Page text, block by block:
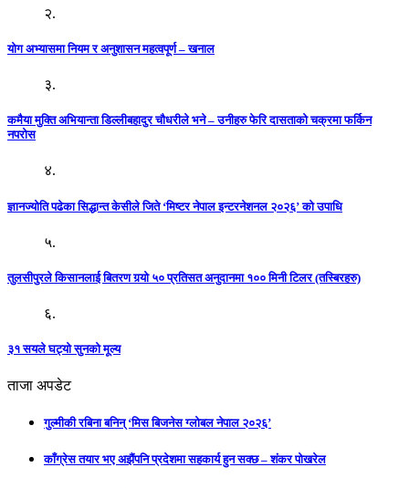
२.
योग अभ्यासमा नियम र अनुशासन महत्वपूर्ण – खनाल
३.
कमैया मुक्ति अभियान्ता डिल्लीबहादुर चौधरीले भने – उनीहरु फेरि दासताको चक्रमा फर्किन
नपरोस
४.
ज्ञानज्योति पढेका सिद्धान्त केसीले जिते ‘मिष्टर नेपाल इन्टरनेशनल २०२६’ को उपाधि
५.
तुलसीपुरले किसानलाई बितरण गर्‍यो ५० प्रतिसत अनुदानमा १०० मिनी टिलर (तस्बिरहरु)
६.
३१ सयले घट्यो सुनको मूल्य
ताजा अपडेट
गुल्मीकी रबिना बनिन् ‘मिस बिजनेस ग्लोबल नेपाल २०२६’
काँग्रेस तयार भए अझैंपनि प्रदेशमा सहकार्य हुन सक्छ – शंकर पोखरेल